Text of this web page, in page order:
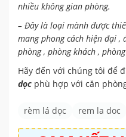
nhiều không gian phòng.
– Đây là loại mành được
mang phong cách hiện đại ,
phòng , phòng khách ,
Hãy đến với chúng tôi để
dọc phù hợp với căn
rèm lá dọc rem la doc